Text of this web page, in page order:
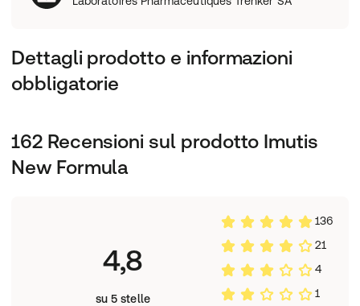
Dettagli prodotto e informazioni
obbligatorie
162 Recensioni sul prodotto Imutis
New Formula
4,8
su 5 stelle
136
21
4
1